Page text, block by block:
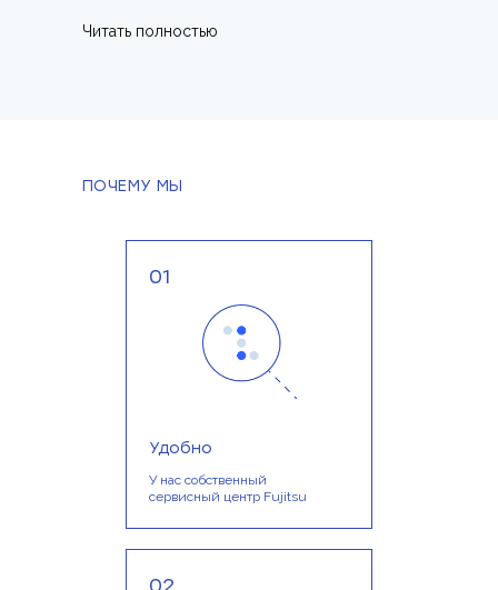
Читать полностью
ПОЧЕМУ МЫ
01
Удобно
У нас собственный
сервисный центр Fujitsu